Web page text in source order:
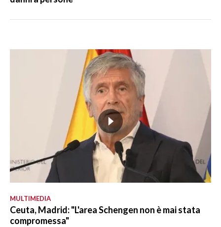
MULTIMEDIA
Ceuta, Madrid: "L'area Schengen non è mai stata
compromessa"